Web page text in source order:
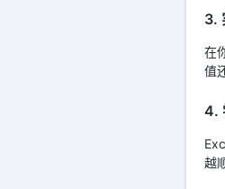
3.
在
值
4.
越